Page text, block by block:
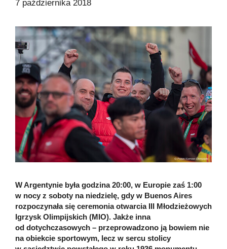
7 października 2018
W Argentynie była godzina 20:00, w Europie zaś 1:00
w nocy z soboty na niedzielę, gdy w Buenos Aires
rozpoczynała się ceremonia otwarcia III Młodzieżowych
Igrzysk Olimpijskich (MIO). Jakże inna
od dotychczasowych – przeprowadzono ją bowiem nie
na obiekcie sportowym, lecz w sercu stolicy